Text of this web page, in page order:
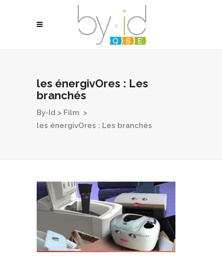
les énergivOres : Les
branchés
By-Id > Film >
les énergivOres : Les branchés